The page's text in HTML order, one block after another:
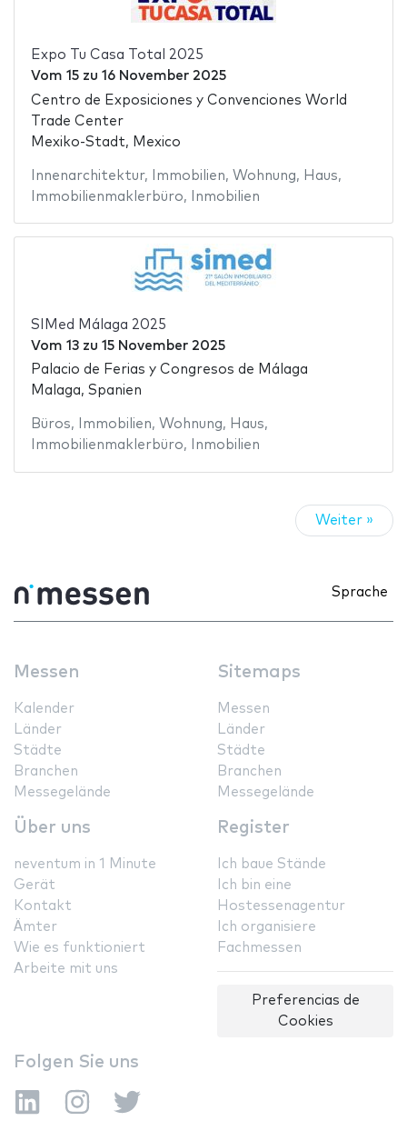
Expo Tu Casa Total 2025
Vom 15zu 16 November 2025
Centro de Exposiciones y Convenciones World
Trade Center
Mexiko-Stadt, Mexico
Innenarchitektur, Immobilien, Wohnung, Haus,
Immobilienmaklerbüro, Inmobilien
SIMed Málaga 2025
Vom 13zu 15 November 2025
Palacio de Ferias y Congresos de Málaga
Malaga, Spanien
Büros, Immobilien, Wohnung, Haus,
Immobilienmaklerbüro, Inmobilien
Weiter »
Sprache
Messen
Kalender
Länder
Städte
Branchen
Messegelände
Sitemaps
Messen
Länder
Städte
Branchen
Messegelände
Über uns
neventum in 1 Minute
Gerät
Kontakt
Ämter
Wie es funktioniert
Arbeite mit uns
Register
Ich baue Stände
Ich bin eine
Hostessenagentur
Ich organisiere
Fachmessen
Preferencias de
Cookies
Folgen Sie uns